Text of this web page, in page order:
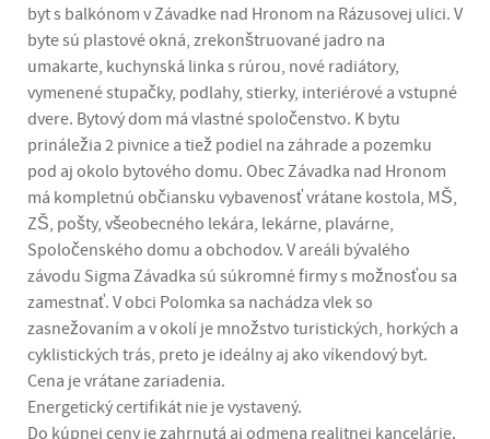
byt s balkónom v Závadke nad Hronom na Rázusovej ulici. V
byte sú plastové okná, zrekonštruované jadro na
umakarte, kuchynská linka s rúrou, nové radiátory,
vymenené stupačky, podlahy, stierky, interiérové a vstupné
dvere. Bytový dom má vlastné spoločenstvo. K bytu
prináležia 2 pivnice a tiež podiel na záhrade a pozemku
pod aj okolo bytového domu. Obec Závadka nad Hronom
má kompletnú občiansku vybavenosť vrátane kostola, MŠ,
ZŠ, pošty, všeobecného lekára, lekárne, plavárne,
Spoločenského domu a obchodov. V areáli bývalého
závodu Sigma Závadka sú súkromné firmy s možnosťou sa
zamestnať. V obci Polomka sa nachádza vlek so
zasnežovaním a v okolí je množstvo turistických, horkých a
cyklistických trás, preto je ideálny aj ako víkendový byt.
Cena je vrátane zariadenia.
Energetický certifikát nie je vystavený.
Do kúpnej ceny je zahrnutá aj odmena realitnej kancelárie.